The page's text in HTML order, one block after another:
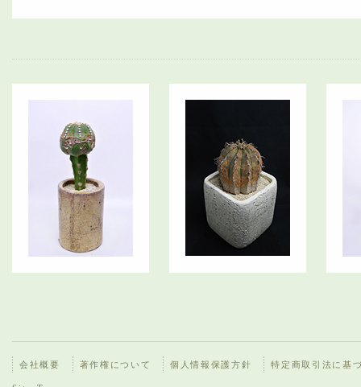
会社概要 著作権について 個人情報保護方針 特定商取引法に基